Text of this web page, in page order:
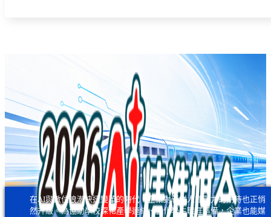
在AI與數位浪潮快速變革的時代，企業對新鮮人即戰力的期待也正悄
然升級。為協助學校深化產學連結、強化學生職涯準備，企業也能媒